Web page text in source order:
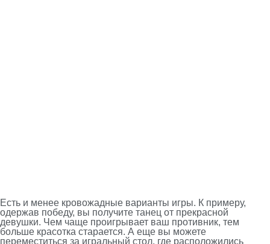
Есть и менее кровожадные варианты игры. К примеру,
одержав победу, вы получите танец от прекрасной
девушки. Чем чаще проигрывает ваш противник, тем
больше красотка старается. А еще вы можете
переместиться за игральный стол, где расположились